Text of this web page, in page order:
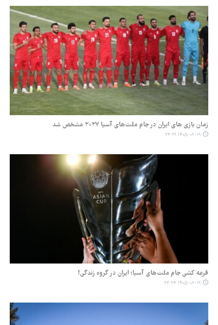
زمان بازی های ایران در جام ملت‌های آسیا ۲۰۲۷ مشخص شد
۱۴۰۵-۰۲-۱۹ ۲۳:۲۹
قرعه کشی جام ملت‌های آسیا؛ ایران در گروه زندگی!
۱۴۰۵-۰۲-۱۹ ۲۳:۲۴